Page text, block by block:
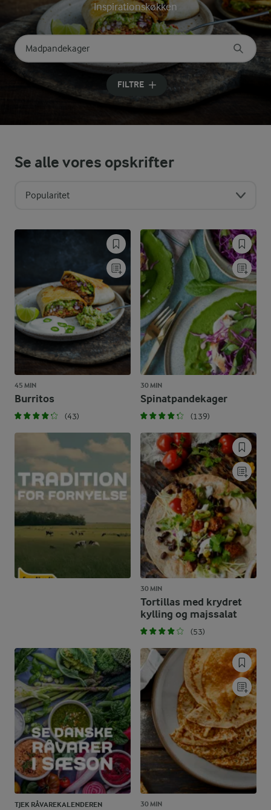
Inspirationskøkken
Søg på kategori
Indtast søgeord for at søge
FILTRE
Se alle vores opskrifter
Popularitet
45 MIN
Burritos
(43)
30 MIN
Spinatpandekager
(139)
30 MIN
Tortillas med krydret
kylling og majssalat
(53)
TJEK RÅVAREKALENDEREN 30 MIN